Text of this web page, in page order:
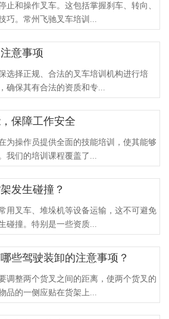
止和操作叉车。这包括掌握刹车、转向、
巧。常州飞驰叉车培训...
意事项
选择正规、合法的叉车培训机构进行培
确保其有合法的资质和专...
保障工作安全
为操作员提供全面的技能培训，使其能够
我们的培训课程覆盖了...
发生碰撞？
用叉车、堆垛机等设备运输，这不可避免
碰撞。特别是一些资质...
些驾驶装卸的注意事项？
调整两个货叉之间的距离，使两个货叉的
品的一侧应贴在货架上...